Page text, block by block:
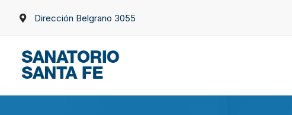
Dirección Belgrano 3055